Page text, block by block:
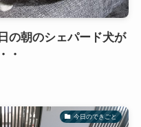
の朝のシェパード犬が
・
今日のできごと